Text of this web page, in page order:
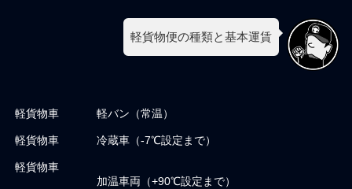
軽貨物便の種類と基本運賃
軽貨物車 軽バン（常温）
軽貨物車 冷蔵車（-7℃設定まで）
軽貨物車
加温車両（+90℃設定まで）